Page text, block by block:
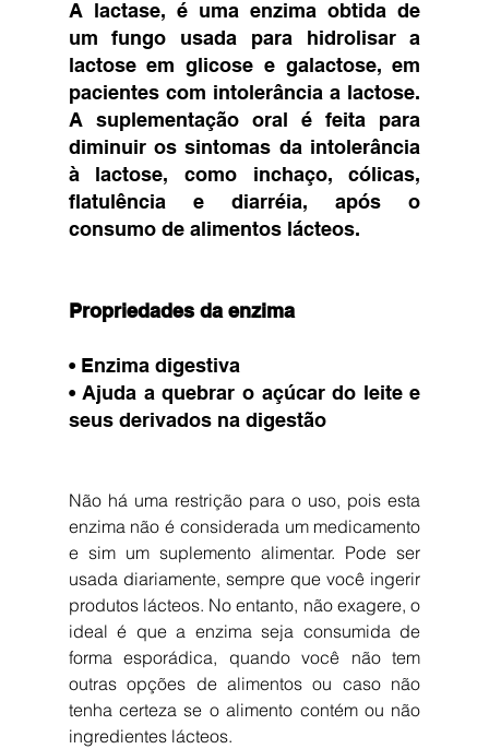
A lactase, é uma enzima obtida de
um fungo usada para hidrolisar a
lactose em glicose e galactose, em
pacientes com intolerância a lactose.
A suplementação oral é feita para
diminuir os sintomas da intolerância
à lactose, como inchaço, cólicas,
flatulência e diarréia, após o
consumo de alimentos lácteos.
Propriedades da enzima
• Enzima digestiva
• Ajuda a quebrar o açúcar do leite e
seus derivados na digestão
Não há uma restrição para o uso, pois esta
enzima não é considerada um medicamento
e sim um suplemento alimentar. Pode ser
usada diariamente, sempre que você ingerir
produtos lácteos. No entanto, não exagere, o
ideal é que a enzima seja consumida de
forma esporádica, quando você não tem
outras opções de alimentos ou caso não
tenha certeza se o alimento contém ou não
ingredientes lácteos.